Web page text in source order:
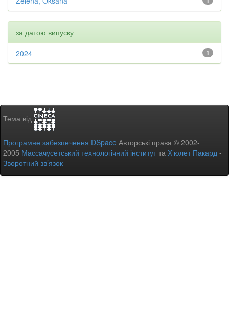
за датою випуску
1
2024
Тема від
Програмне забезпечення DSpace Авторські права © 2002-
2005 Массачусетський технологічний інститутта Х’юлет Пакард -
Зворотний зв’язок